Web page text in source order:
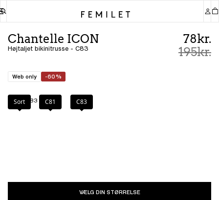
Chantelle ICON
Højtaljet bikinitrusse - C83
78kr.
195kr.
Web only -60%
Farve: C83
Sort C81 C83
VÆLG DIN STØRRELSE